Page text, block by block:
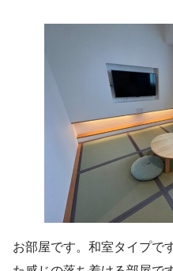
お部屋です。和室タイプで